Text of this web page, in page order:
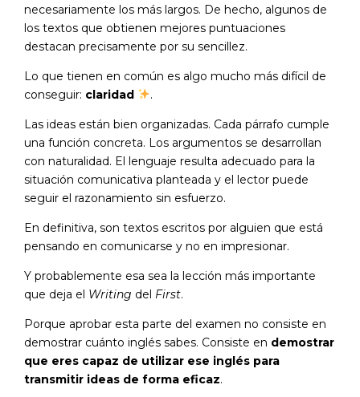
necesariamente los más largos. De hecho, algunos de
los textos que obtienen mejores puntuaciones
destacan precisamente por su sencillez.
Lo que tienen en común es algo mucho más difícil de
conseguir: claridad .
Las ideas están bien organizadas. Cada párrafo cumple
una función concreta. Los argumentos se desarrollan
con naturalidad. El lenguaje resulta adecuado para la
situación comunicativa planteada y el lector puede
seguir el razonamiento sin esfuerzo.
En definitiva, son textos escritos por alguien que está
pensando en comunicarse y no en impresionar.
Y probablemente esa sea la lección más importante
que deja el Writing del First.
Porque aprobar esta parte del examen no consiste en
demostrar cuánto inglés sabes. Consiste en demostrar
que eres capaz de utilizar ese inglés para
transmitir ideas de forma eficaz.